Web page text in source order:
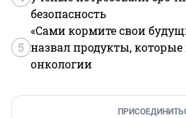
безопасность
5
«Сами кормите свои
назвал продукты,
онкологии